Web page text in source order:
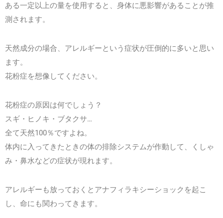
ある一定以上の量を使用すると、身体に悪影響があることが推
測されます。
天然成分の場合、アレルギーという症状が圧倒的に多いと思い
ます。
花粉症を想像してください。
花粉症の原因は何でしょう？
スギ・ヒノキ・ブタクサ…
全て天然100％ですよね。
体内に入ってきたときの体の排除システムが作動して、くしゃ
み・鼻水などの症状が現れます。
アレルギーも放っておくとアナフィラキシーショックを起こ
し、命にも関わってきます。